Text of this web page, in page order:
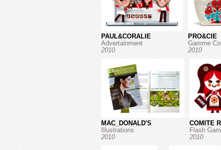
PAUL&CORALIE
Advertainment
2010
PRO&CIE
Gamme
2010
MAC_DONALD'S
Illustrations
2010
COMITE
Flash
2010